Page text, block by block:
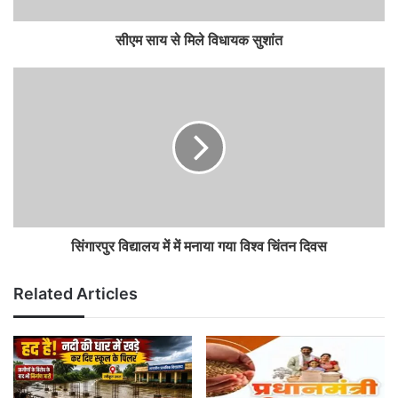
सीएम साय से मिले विधायक सुशांत
सिंगारपुर विद्यालय में में मनाया गया विश्व चिंतन दिवस
Related Articles